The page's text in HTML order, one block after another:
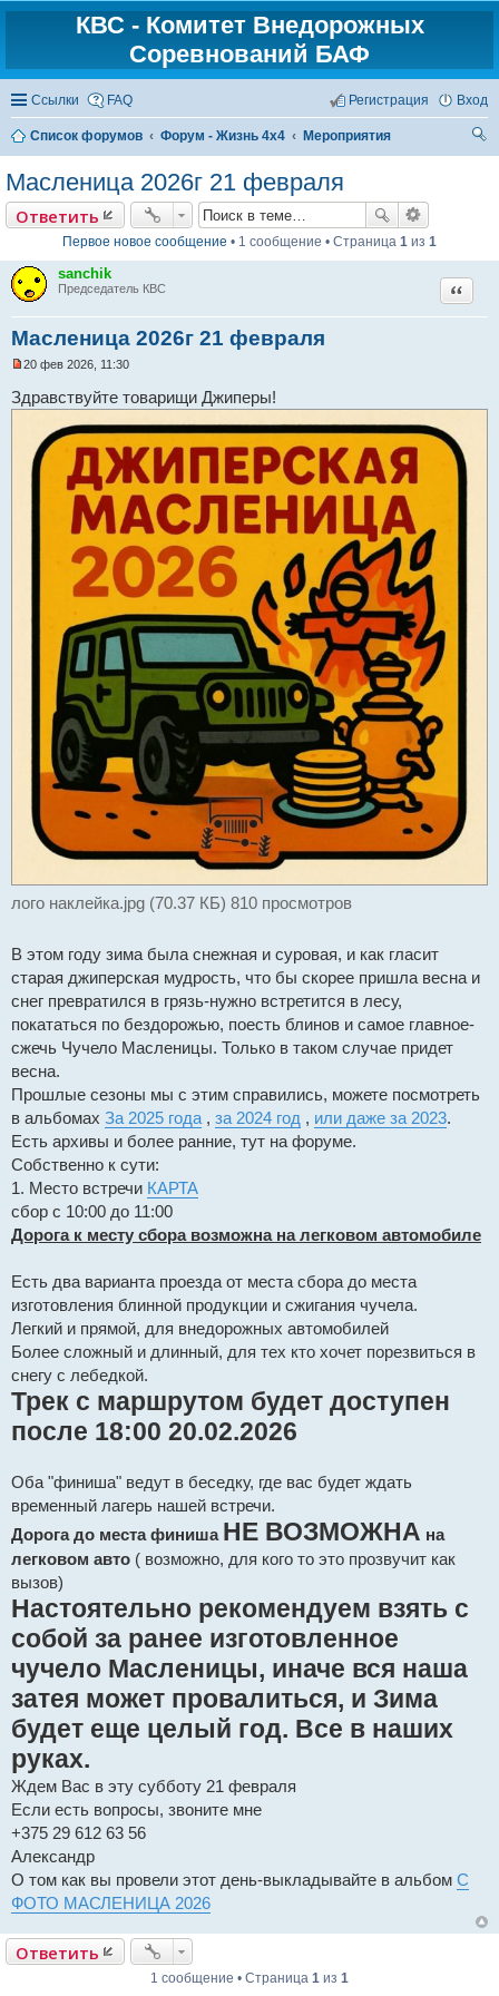
КВС - Комитет Внедорожных
Соревнований БАФ
Ссылки FAQ Вход
Регистрация
Список форумов Форум - Жизнь 4х4
Мероприятия
Масленица 2026г 21 февраля
Ответить
Первое новое сообщение • 1 сообщение • Страница 1 из 1
sanchik
Председатель КВС
Масленица 2026г 21 февраля
п
щ
20 фев 2026, 11:30
Здравствуйте товарищи Джиперы!
лого наклейка.jpg (70.37 КБ) 810 просмотров
В этом году зима была снежная и суровая, и как гласит
старая джиперская мудрость, что бы скорее пришла весна и
снег превратился в грязь-нужно встретится в лесу,
покататься по бездорожью, поесть блинов и самое главное-
сжечь Чучело Масленицы. Только в таком случае придет
весна.
Прошлые сезоны мы с этим справились, можете посмотреть
в альбомах За 2025 года , за 2024 год , или даже за 2023.
Есть архивы и более ранние, тут на форуме.
Собственно к сути:
1. Место встречи КАРТА
сбор с 10:00 до 11:00
Дорога к месту сбора возможна на легковом автомобиле
Есть два варианта проезда от места сбора до места
изготовления блинной продукции и сжигания чучела.
Легкий и прямой, для внедорожных автомобилей
Более сложный и длинный, для тех кто хочет порезвиться в
снегу с лебедкой.
Трек с маршрутом будет доступен
после 18:00 20.02.2026
Оба "финиша" ведут в беседку, где вас будет ждать
временный лагерь нашей встречи.
Дорога до места финиша НЕ ВОЗМОЖНА на
легковом авто ( возможно, для кого то это прозвучит как
вызов)
Настоятельно рекомендуем взять с
собой за ранее изготовленное
чучело Масленицы, иначе вся наша
затея может провалиться, и Зима
будет еще целый год. Все в наших
руках.
Ждем Вас в эту субботу 21 февраля
Если есть вопросы, звоните мне
+375 29 612 63 56
Александр
О том как вы провели этот день-выкладывайте в альбом С
ФОТО МАСЛЕНИЦА 2026
Ответить
1 сообщение • Страница 1 из 1